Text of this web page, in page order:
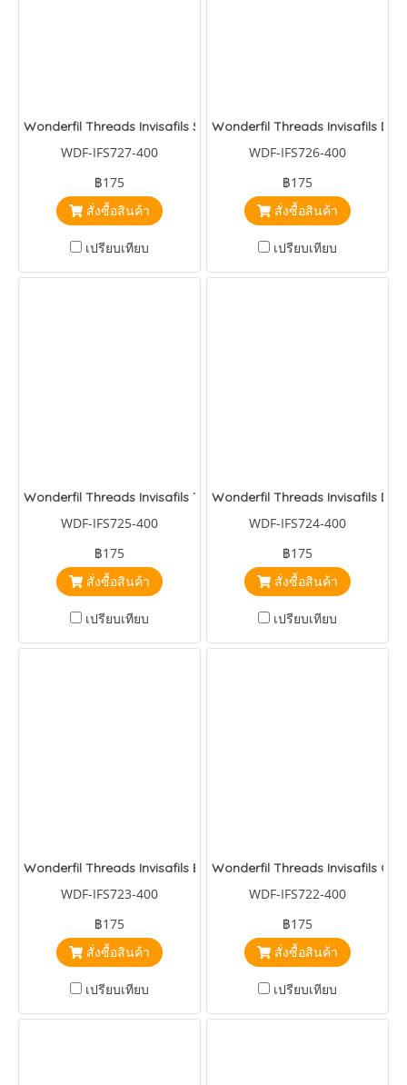
Wonderfil Threads Invisafils Smoky Lavender
WDF-IFS727-400
฿175
สั่งซื้อสินค้า
เปรียบเทียบ
Wonderfil Threads Invisafils
WDF-IFS726-400
฿175
สั่งซื้อสินค้า
เปรียบเทียบ
Wonderfil Threads Invisafils Toned Mauve
WDF-IFS725-400
฿175
สั่งซื้อสินค้า
เปรียบเทียบ
Wonderfil Threads Invisafils
WDF-IFS724-400
฿175
สั่งซื้อสินค้า
เปรียบเทียบ
Wonderfil Threads Invisafils Eucalyptus
WDF-IFS723-400
฿175
สั่งซื้อสินค้า
เปรียบเทียบ
Wonderfil Threads Invisafils
WDF-IFS722-400
฿175
สั่งซื้อสินค้า
เปรียบเทียบ